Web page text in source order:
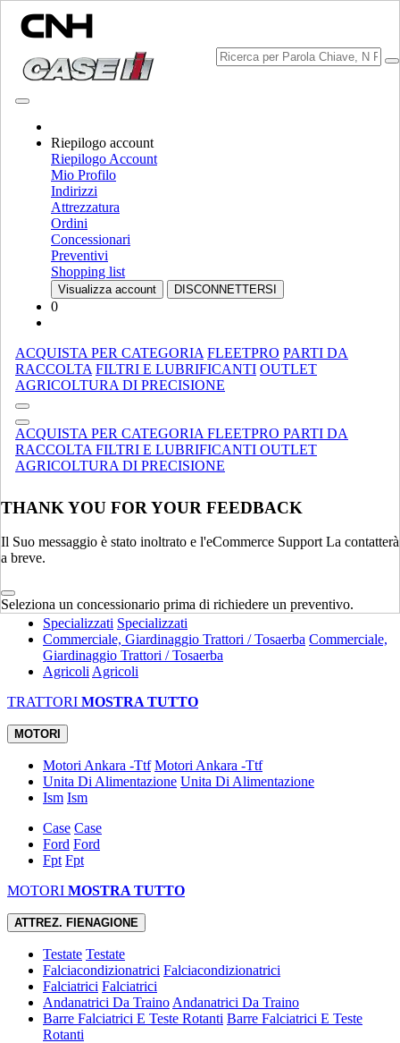
Riepilogo account
Riepilogo Account
Mio Profilo
Indirizzi
Attrezzatura
Ordini
Concessionari
Preventivi
Shopping list
Visualizza account DISCONNETTERSI
0
ACQUISTA PER CATEGORIA FLEETPRO PARTI DA
RACCOLTA FILTRI E LUBRIFICANTI OUTLET
AGRICOLTURA DI PRECISIONE
ACQUISTA PER CATEGORIA FLEETPRO PARTI DA
RACCOLTA FILTRI E LUBRIFICANTI OUTLET
AGRICOLTURA DI PRECISIONE
THANK YOU FOR YOUR FEEDBACK
Il Suo messaggio è stato inoltrato e l'eCommerce Support La contatterà
a breve.
Seleziona un concessionario prima di richiedere un preventivo.
Scegli Brand
Chiudi il menu
ATTREZZATURA
ATTREZZATURA
MOVIMENTAZIONE MATERIALE
Miscelatori Di Materiale Frantumato Miscelatori Di Materiale
Frantumato
Mini Pale Mini Pale
Pale Caricatrici Cingolate Compatte
Spandiletame Spandiletame
Specializzati Specializzati
TRATTORI
Utility Utility
Attrezzature
Specializzati Specializzati
Commerciale, Giardinaggio Trattori / Tosaerba Commerciale,
Giardinaggio Trattori / Tosaerba
Agricoli Agricoli
TRATTORI MOSTRA TUTTO
MOTORI
Motori Ankara -Ttf Motori Ankara -Ttf
Unita Di Alimentazione Unita Di Alimentazione
Ism Ism
Case Case
Ford Ford
Fpt Fpt
MOTORI MOSTRA TUTTO
ATTREZ. FIENAGIONE
Testate Testate
Falciacondizionatrici Falciacondizionatrici
Falciatrici Falciatrici
Andanatrici Da Traino Andanatrici Da Traino
Barre Falciatrici E Teste Rotanti Barre Falciatrici E Teste
Rotanti